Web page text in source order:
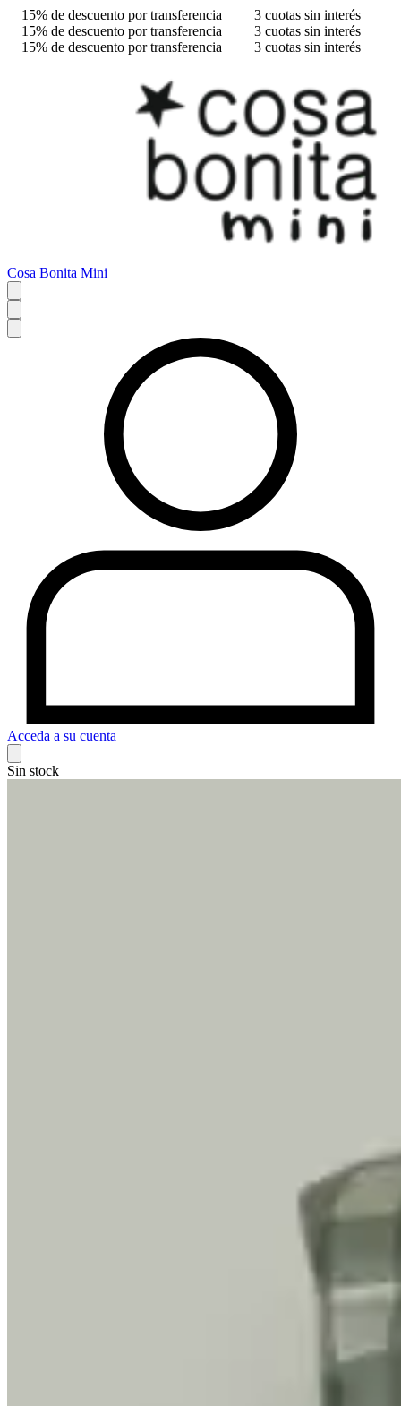
15% de descuento por transferencia
3 cuotas sin interés
15% de descuento por transferencia
3 cuotas sin interés
15% de descuento por transferencia
3 cuotas sin interés
Cosa Bonita Mini
Acceda a su cuenta
Sin stock